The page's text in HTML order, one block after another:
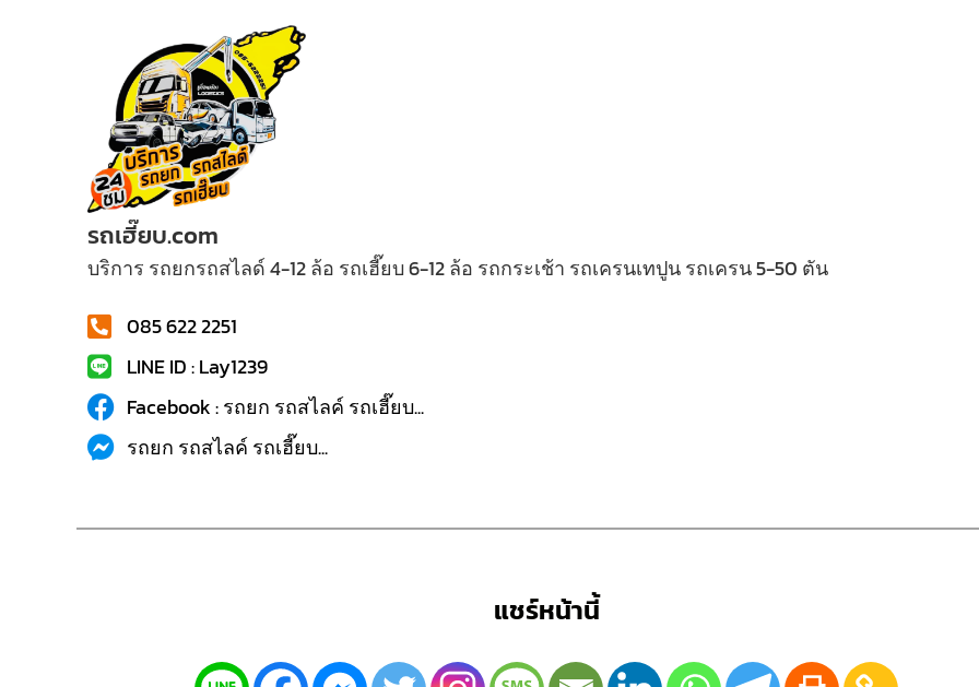
รถเฮี๊ยบ.com
บริการ รถยกรถสไลด์ 4-12 ล้อ รถเฮี๊ยบ 6-12 ล้อ รถกระเช้า รถเครนเทปูน รถเครน 5-50 ตัน
085 622 2251
LINE ID : Lay1239
Facebook : รถยก รถสไลค์ รถเฮี๊ยบ...
รถยก รถสไลค์ รถเฮี๊ยบ...
แชร์หน้านี้